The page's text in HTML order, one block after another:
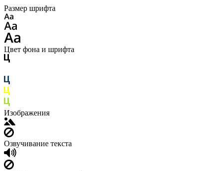
Размер шрифта
Цвет фона и шрифта
Изображения
Озвучивание текста